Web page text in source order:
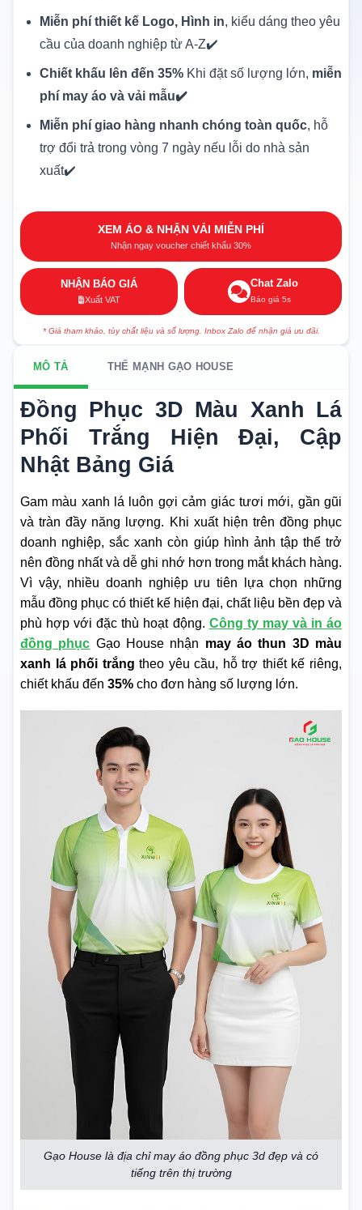
Miễn phí thiết kế Logo, Hình in, kiểu dáng theo yêu
cầu của doanh nghiệp từ A-Z✔️
Chiết khấu lên đến 35% Khi đặt số lượng lớn, miễn
phí may áo và vải mẫu✔️
Miễn phí giao hàng nhanh chóng toàn quốc, hỗ
trợ đổi trả trong vòng 7 ngày nếu lỗi do nhà sản
xuất✔️
XEM ÁO & NHẬN VẢI MIỄN PHÍ
Nhận ngay voucher chiết khấu 30%
NHẬN BÁO GIÁ
Xuất VAT
Chat Zalo
Báo giá 5s
* Giá tham khảo, tùy chất liệu và số lượng. Inbox Zalo để nhận giá ưu đãi.
MÔ TẢ THẾ MẠNH GẠO HOUSE
Đồng Phục 3D Màu Xanh Lá
Phối Trắng Hiện Đại, Cập
Nhật Bảng Giá
Gam màu xanh lá luôn gợi cảm giác tươi mới, gần gũi
và tràn đầy năng lượng. Khi xuất hiện trên đồng phục
doanh nghiệp, sắc xanh còn giúp hình ảnh tập thể trở
nên đồng nhất và dễ ghi nhớ hơn trong mắt khách hàng.
Vì vậy, nhiều doanh nghiệp ưu tiên lựa chọn những
mẫu đồng phục có thiết kế hiện đại, chất liệu bền đẹp và
phù hợp với đặc thù hoạt động. Công ty may và in áo
đồng phục Gạo House nhận may áo thun 3D màu
xanh lá phối trắng theo yêu cầu, hỗ trợ thiết kế riêng,
chiết khấu đến 35% cho đơn hàng số lượng lớn.
Gạo House là địa chỉ may áo đồng phục 3d đẹp và có
tiếng trên thị trường